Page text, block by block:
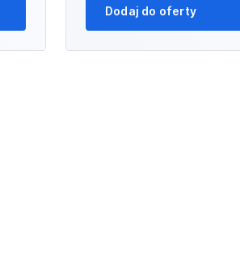
Dodaj do oferty